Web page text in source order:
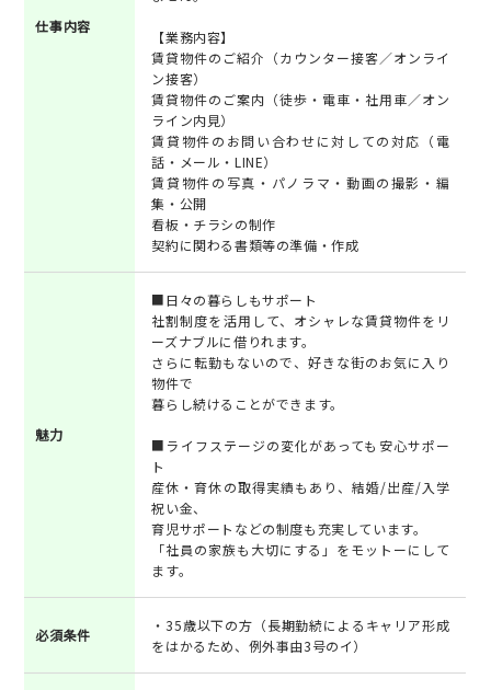
仕事内容
【業務内容】
賃貸物件のご紹介（カウンター接客／オンライ
ン接客）
賃貸物件のご案内（徒歩・電車・社用車／オン
ライン内見）
賃貸物件のお問い合わせに対しての対応（電
話・メール・LINE）
賃貸物件の写真・パノラマ・動画の撮影・編
集・公開
看板・チラシの制作
契約に関わる書類等の準備・作成
魅力
■日々の暮らしもサポート
社割制度を活用して、オシャレな賃貸物件をリ
ーズナブルに借りれます。
さらに転勤もないので、好きな街のお気に入り
物件で
暮らし続けることができます。
■ライフステージの変化があっても安心サポー
ト
産休・育休の取得実績もあり、結婚/出産/入学
祝い金、
育児サポートなどの制度も充実しています。
「社員の家族も大切にする」をモットーにして
ます。
必須条件
・35歳以下の方（長期勤続によるキャリア形成
をはかるため、例外事由3号のイ）